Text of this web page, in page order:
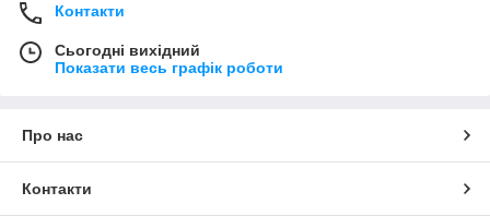
Контакти
Сьогодні вихідний
Показати весь графік роботи
Про нас
Контакти